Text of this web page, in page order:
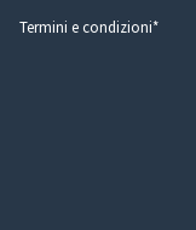
Termini e condizioni*